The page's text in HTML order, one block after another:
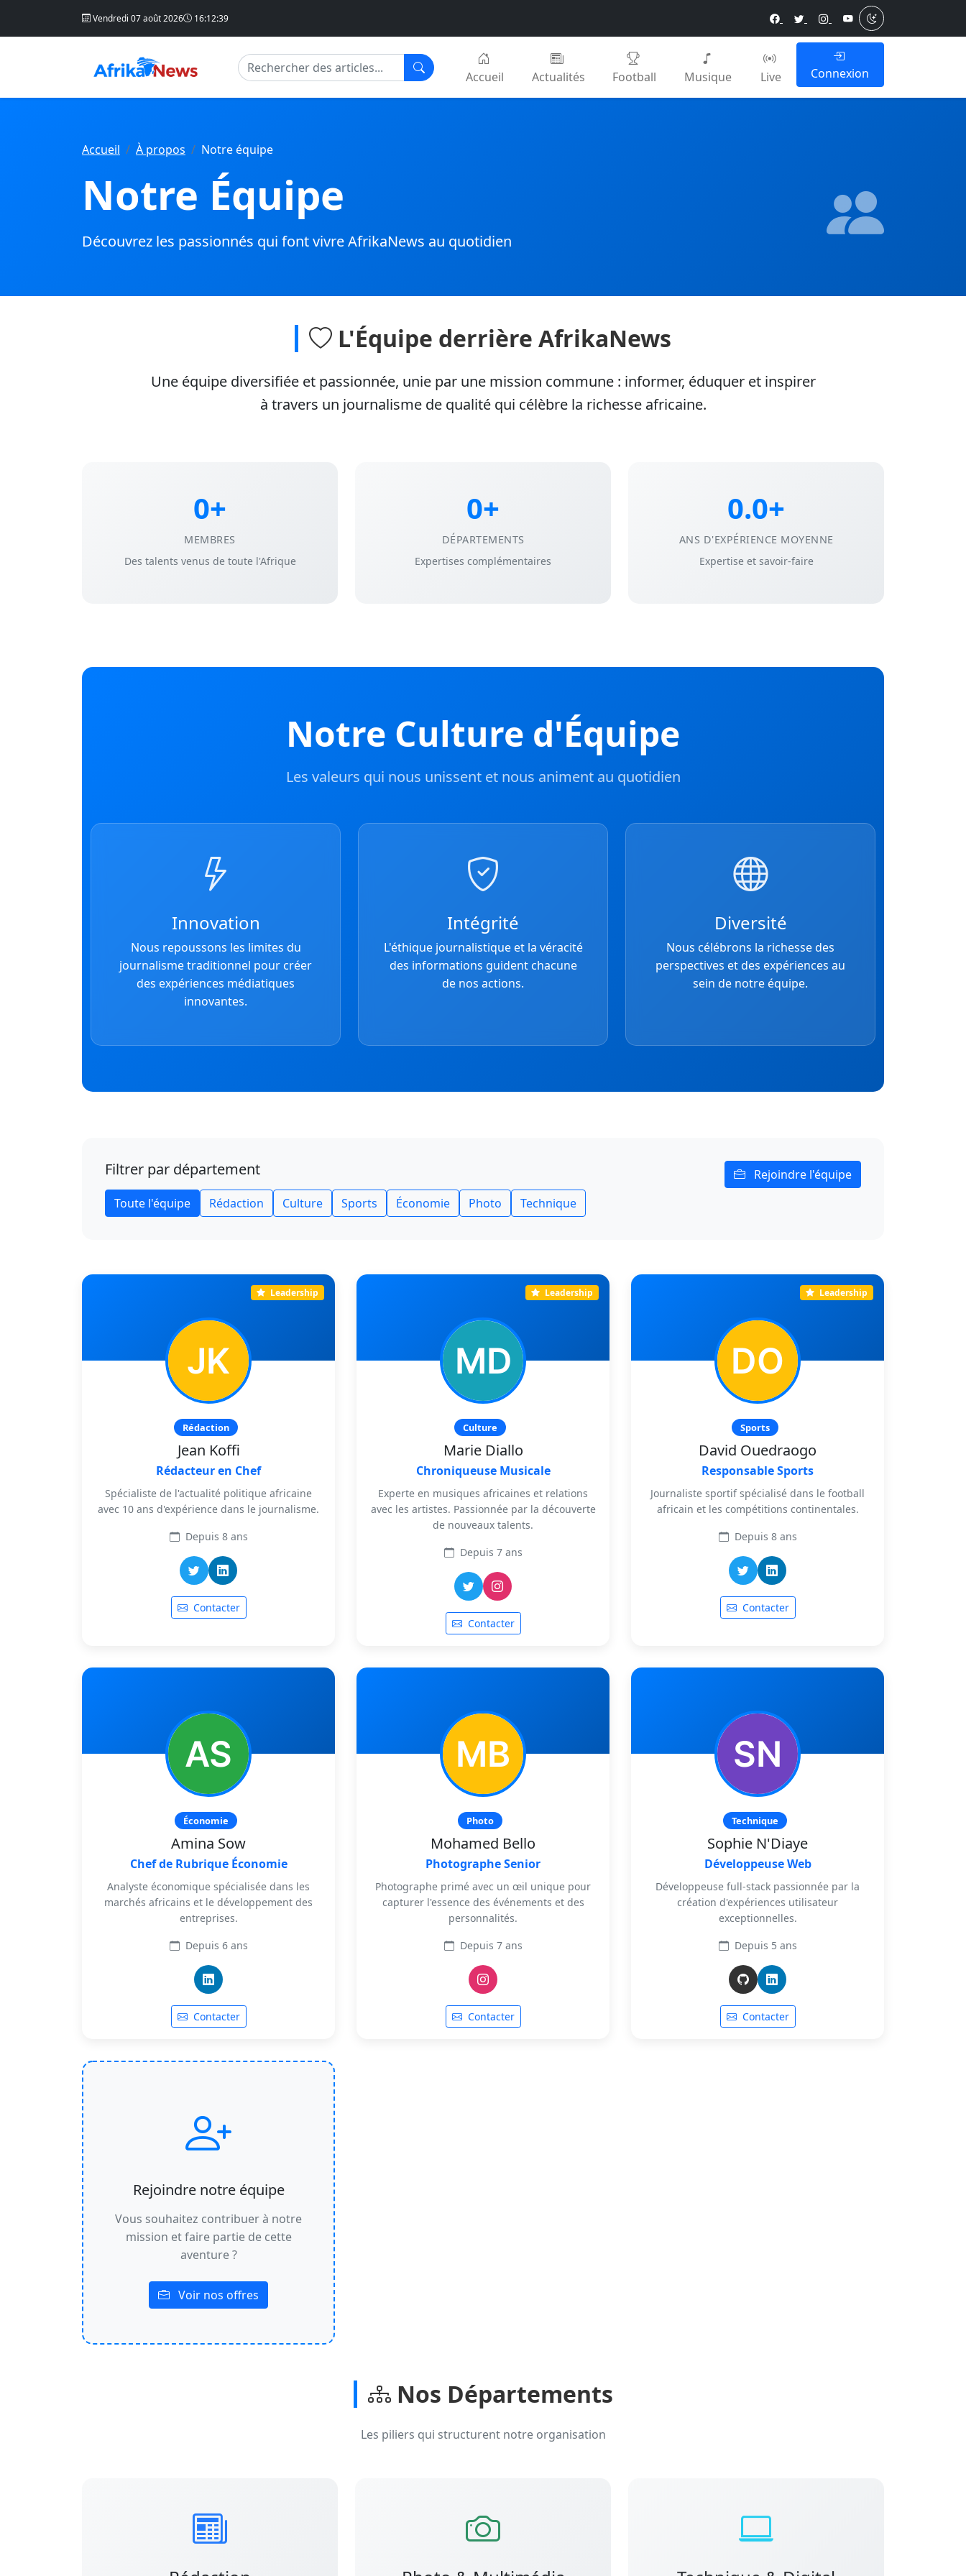
Vendredi 07 août 2026 16:12:40
Accueil Actualités Football Musique Live Connexion
Accueil À propos Notre équipe
Notre Équipe
Découvrez les passionnés qui font vivre AfrikaNews au quotidien
L'Équipe derrière AfrikaNews
Une équipe diversifiée et passionnée, unie par une mission commune : informer, éduquer et inspirer
à travers un journalisme de qualité qui célèbre la richesse africaine.
0+
MEMBRES
Des talents venus de toute l'Afrique
0+
DÉPARTEMENTS
Expertises complémentaires
0.0+
ANS D'EXPÉRIENCE MOYENNE
Expertise et savoir-faire
Notre Culture d'Équipe
Les valeurs qui nous unissent et nous animent au quotidien
Innovation
Nous repoussons les limites du
journalisme traditionnel pour créer
des expériences médiatiques
innovantes.
Intégrité
L'éthique journalistique et la véracité
des informations guident chacune
de nos actions.
Diversité
Nous célébrons la richesse des
perspectives et des expériences au
sein de notre équipe.
Filtrer par département
Toute l'équipe Rédaction Culture Sports Économie Photo Technique
Rejoindre l'équipe
Leadership
Rédaction
Jean Koffi
Rédacteur en Chef
Spécialiste de l'actualité politique africaine
avec 10 ans d'expérience dans le journalisme.
Depuis 8 ans
Contacter
Leadership
Culture
Marie Diallo
Chroniqueuse Musicale
Experte en musiques africaines et relations
avec les artistes. Passionnée par la découverte
de nouveaux talents.
Depuis 7 ans
Contacter
Leadership
Sports
David Ouedraogo
Responsable Sports
Journaliste sportif spécialisé dans le football
africain et les compétitions continentales.
Depuis 8 ans
Contacter
Économie
Amina Sow
Chef de Rubrique Économie
Analyste économique spécialisée dans les
marchés africains et le développement des
entreprises.
Depuis 6 ans
Contacter
Photo
Mohamed Bello
Photographe Senior
Photographe primé avec un œil unique pour
capturer l'essence des événements et des
personnalités.
Depuis 7 ans
Contacter
Technique
Sophie N'Diaye
Développeuse Web
Développeuse full-stack passionnée par la
création d'expériences utilisateur
exceptionnelles.
Depuis 5 ans
Contacter
Rejoindre notre équipe
Vous souhaitez contribuer à notre
mission et faire partie de cette
aventure ?
Voir nos offres
Nos Départements
Les piliers qui structurent notre organisation